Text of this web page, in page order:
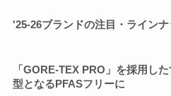
'25-26ブランドの注目・ライン
「GORE-TEX PRO」を採用し
型となるPFASフリーに